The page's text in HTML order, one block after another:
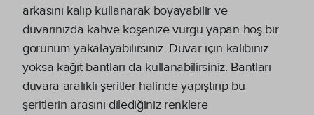
arkasını kalıp kullanarak boyayabilir ve
duvarınızda kahve köşenize vurgu yapan hoş bir
görünüm yakalayabilirsiniz. Duvar için kalıbınız
yoksa kağıt bantları da kullanabilirsiniz. Bantları
duvara aralıklı şeritler halinde yapıştırıp bu
şeritlerin arasını dilediğiniz renklere